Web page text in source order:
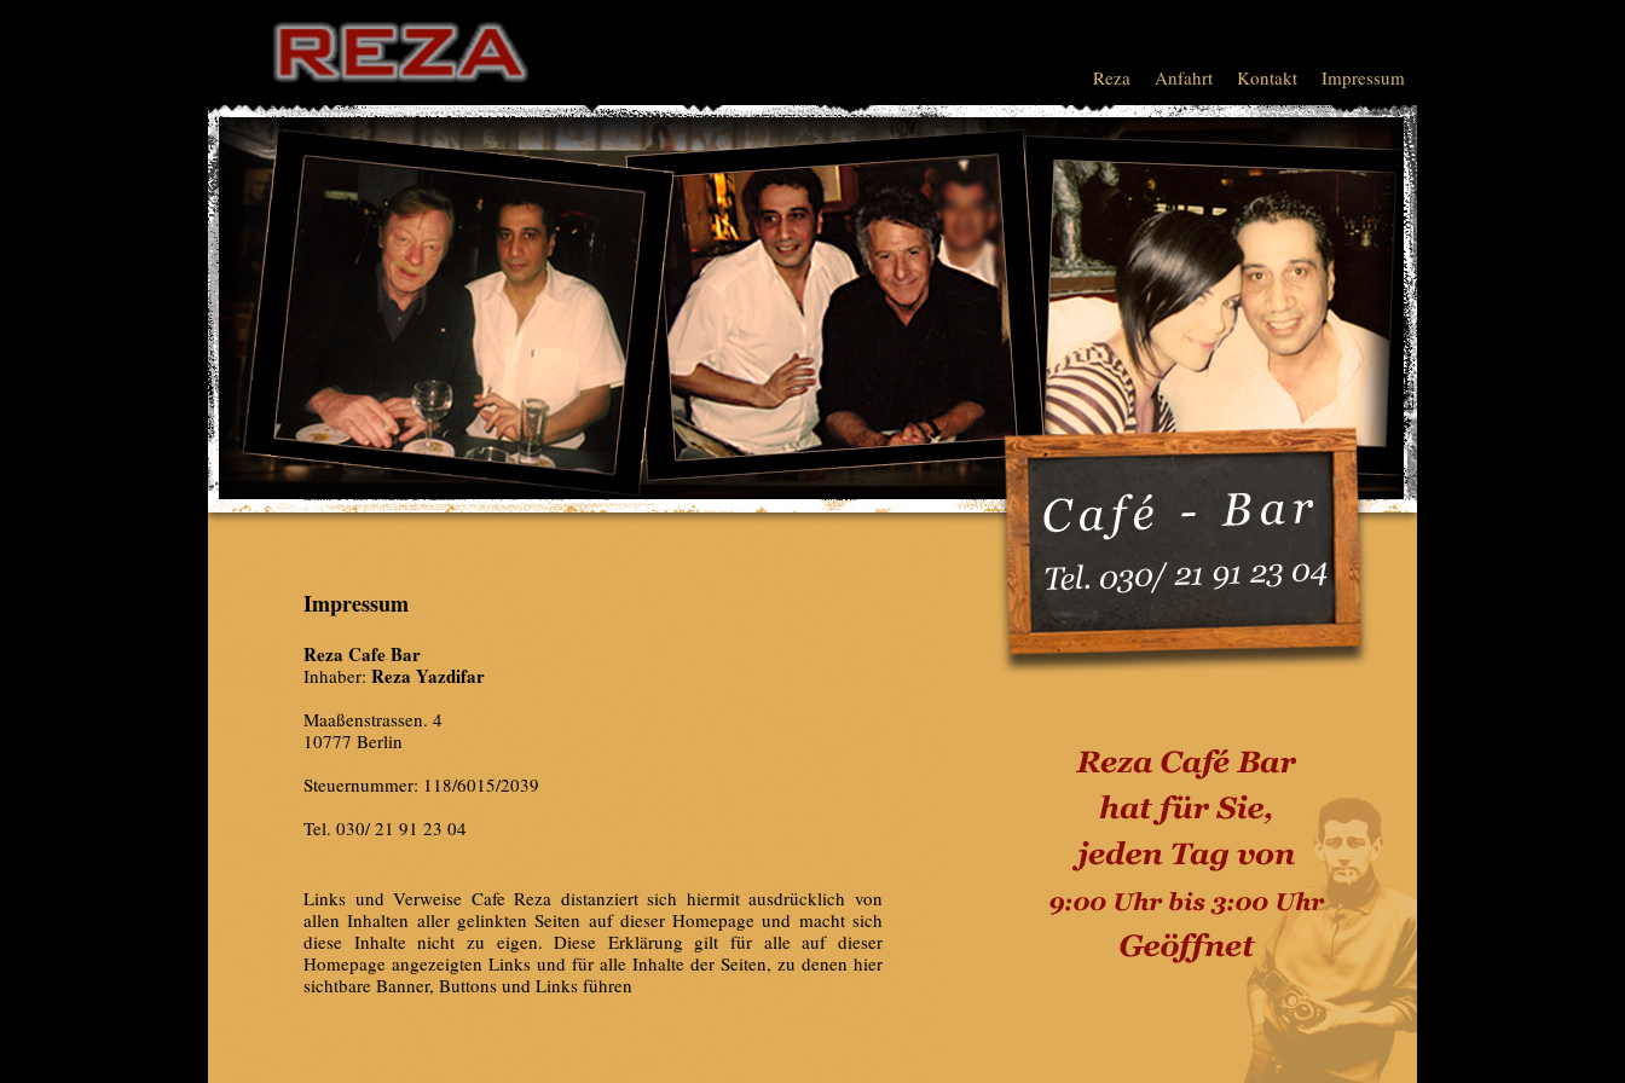
Reza Anfahrt Kontakt Impressum
Impressum
Reza Cafe Bar
Inhaber: Reza Yazdifar
Maaßenstrassen. 4
10777 Berlin
Steuernummer: 118/6015/2039
Tel. 030/ 21 91 23 04
Links und Verweise Cafe Reza distanziert sich hiermit ausdrücklich von
allen Inhalten aller gelinkten Seiten auf dieser Homepage und macht sich
diese Inhalte nicht zu eigen. Diese Erklärung gilt für alle auf dieser
Homepage angezeigten Links und für alle Inhalte der Seiten, zu denen hier
sichtbare Banner, Buttons und Links führen